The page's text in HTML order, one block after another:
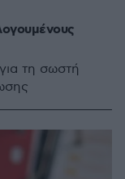
τη σωστή